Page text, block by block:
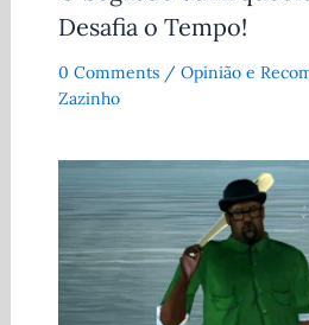
Desafia o Tempo!
0 Comments / Opinião e
Zazinho